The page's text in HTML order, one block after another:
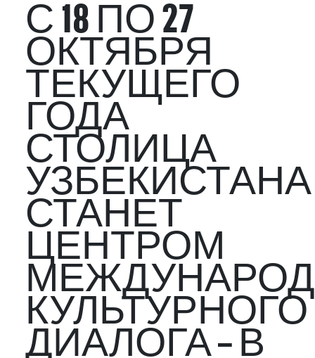
С 18 ПО 27
ОКТЯБРЯ
ТЕКУЩЕГО
ГОДА
СТОЛИЦА
УЗБЕКИСТАНА
СТАНЕТ
ЦЕНТРОМ
КУЛЬТУРНОГО
ДИАЛОГА – В